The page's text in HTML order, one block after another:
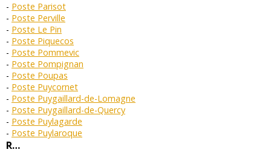
Poste Parisot
Poste Perville
Poste Le Pin
Poste Piquecos
Poste Pommevic
Poste Pompignan
Poste Poupas
Poste Puycornet
Poste Puygaillard-de-Lomagne
Poste Puygaillard-de-Quercy
Poste Puylagarde
Poste Puylaroque
R…